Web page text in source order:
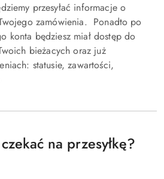
przesyłać informacje o
zamówienia. Ponadto po
konta będziesz miał dostęp do
bieżacych oraz już
statusie, zawartości,
na przesyłkę?